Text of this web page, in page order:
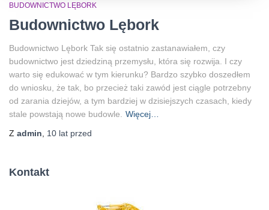
BUDOWNICTWO LĘBORK
Budownictwo Lębork
Budownictwo Lębork Tak się ostatnio zastanawiałem, czy
budownictwo jest dziedziną przemysłu, która się rozwija. I czy
warto się edukować w tym kierunku? Bardzo szybko doszedłem
do wniosku, że tak, bo przecież taki zawód jest ciągle potrzebny
od zarania dziejów, a tym bardziej w dzisiejszych czasach, kiedy
stale powstają nowe budowle.
Więcej…
Z admin 10 lat przed
Kontakt